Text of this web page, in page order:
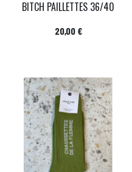
BITCH PAILLETTES 36/40
Prix
20,00 €